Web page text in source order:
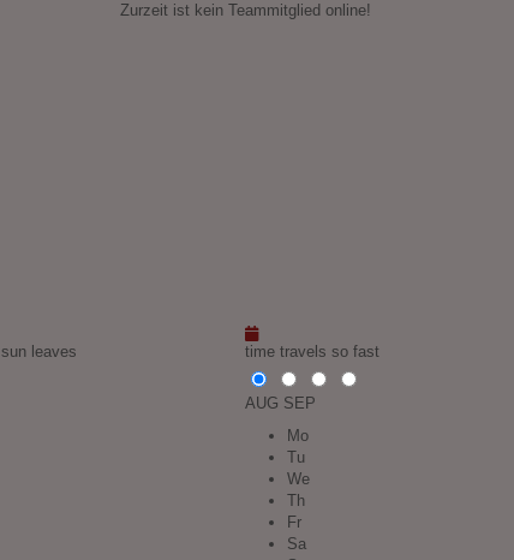
Zurzeit ist kein Teammitglied online!
leaves time travels so fast
AUG SEP
Mo
Tu
We
Th
Fr
Sa